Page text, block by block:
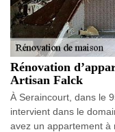
Rénovation
Artisan Falck
À Seraincourt, dans le
intervient dans le
avez un appartement à